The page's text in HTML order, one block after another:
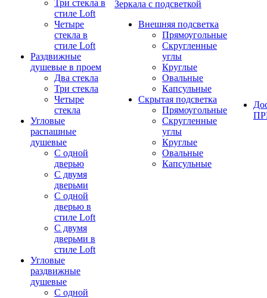
Три стекла в
стиле Loft
Четыре
стекла в
стиле Loft
Раздвижные
душевые в проем
Два стекла
Три стекла
Четыре
стекла
Угловые
распашные
душевые
С одной
дверью
С двумя
дверьми
С одной
дверью в
стиле Loft
С двумя
дверьми в
стиле Loft
Угловые
раздвижные
душевые
С одной
Зеркала с подсветкой
Внешняя подсветка
Прямоугольные
Скругленные
углы
Круглые
Овальные
Капсульные
Скрытая подсветка
Прямоугольные
Скругленные
углы
Круглые
Овальные
Капсульные